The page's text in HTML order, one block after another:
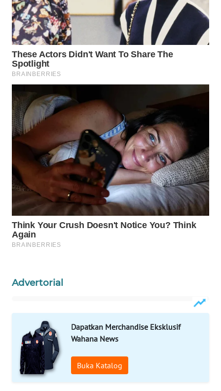
Advertorial
Dapatkan Merchandise Eksklusif
Wahana News
Buka Katalog
LAPAK
WAHANA
Wahana
Network
KONSUMEN
LISTRIK
MASYARAKAT
KELISTRIKAN
WALINKI
MAWAKA
ID
MARTABAT
NET
WATCH
LPKKI
LKKI
KOPEKLIN